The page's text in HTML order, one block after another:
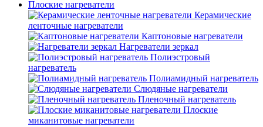
Плоские нагреватели
Керамические
ленточные нагреватели
Каптоновые нагреватели
Нагреватели зеркал
Полиэстровый
нагреватель
Полиамидный нагреватель
Слюдяные нагреватели
Пленочный нагреватель
Плоские
миканитовые нагреватели